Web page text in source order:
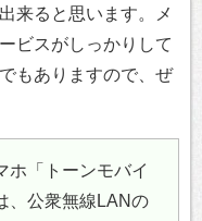
来ると思います。メ
ビスがしっかりして
もありますので、ぜ
ホ「トーンモバイ
、公衆無線LANの